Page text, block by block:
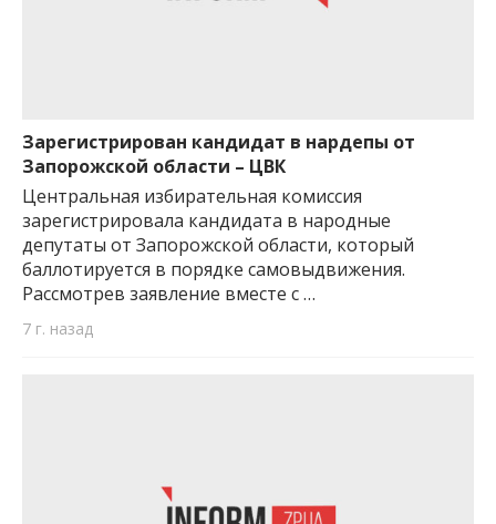
Зарегистрирован кандидат в нардепы от
Запорожской области – ЦВК
Центральная избирательная комиссия
зарегистрировала кандидата в народные
депутаты от Запорожской области, который
баллотируется в порядке самовыдвижения.
Рассмотрев заявление вместе с …
7 г. назад